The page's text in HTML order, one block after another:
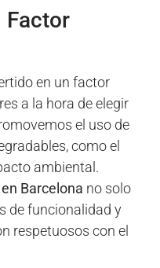
Factor
en un factor
a la hora de elegir
el uso de
como el
ambiental.
Barcelona no solo
de funcionalidad y
respetuosos con el